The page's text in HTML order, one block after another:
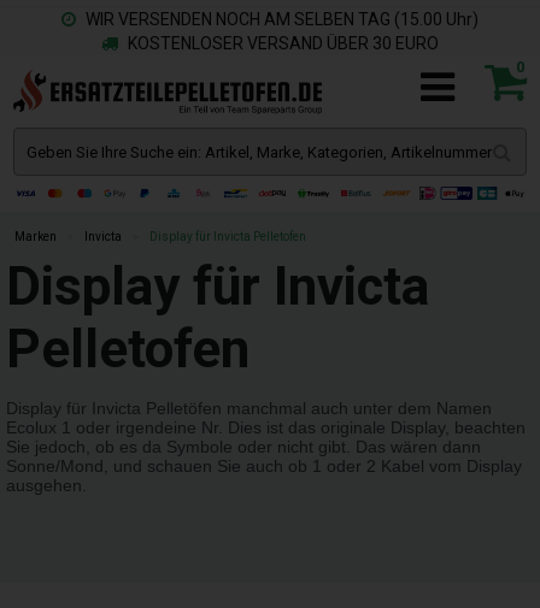
WIR VERSENDEN NOCH AM SELBEN TAG (15.00 Uhr)
KOSTENLOSER VERSAND ÜBER 30 EURO
0
Marken Invicta Display für Invicta Pelletofen
Display für Invicta
Pelletofen
Display für Invicta Pelletöfen manchmal auch unter dem Namen
Ecolux 1 oder irgendeine Nr. Dies ist das originale Display, beachten
Sie jedoch, ob es da Symbole oder nicht gibt. Das wären dann
Sonne/Mond, und schauen Sie auch ob 1 oder 2 Kabel vom Display
ausgehen.